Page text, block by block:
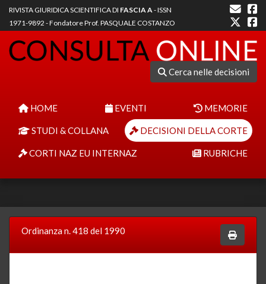
RIVISTA GIURIDICA SCIENTIFICA DI FASCIA A- ISSN
1971-9892 - Fondatore Prof. PASQUALE COSTANZO
Cerca nelle decisioni
HOME EVENTI MEMORIE
STUDI & COLLANA DECISIONI DELLA CORTE
CORTI NAZ EU INTERNAZ RUBRICHE
Ordinanza n. 418 del 1990